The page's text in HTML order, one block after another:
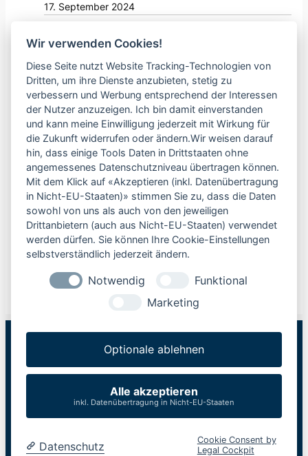
17. September 2024
Kreative Druckmotive auf funktionellem
2. August 2024
Hochwertige, bedruckte Zollstöcke:
Werbung, die „Maßstäbe“ setzt!
30. Juli 2024
Kategorien
Kundenstories
News
Produktneuheiten
Wir sind für Sie da!
+49 2541 2980
Wir verwenden Cookies!
Diese Seite nutzt Website Tracking-Technologien von
Dritten, um ihre Dienste anzubieten, stetig zu
verbessern und Werbung entsprechend der Interessen
der Nutzer anzuzeigen. Ich bin damit einverstanden
und kann meine Einwilligung jederzeit mit Wirkung für
die Zukunft widerrufen oder ändern.Wir weisen darauf
hin, dass einige Tools Daten in Drittstaaten ohne
angemessenes Datenschutzniveau übertragen können.
Mit dem Klick auf «Akzeptieren (inkl. Datenübertragung
in Nicht-EU-Staaten)» stimmen Sie zu, dass die Daten
sowohl von uns als auch von den jeweiligen
Drittanbietern (auch aus Nicht-EU-Staaten) verwendet
werden dürfen. Sie können Ihre Cookie-Einstellungen
selbstverständlich jederzeit ändern.
Notwendig
Funktional
Marketing
Optionale ablehnen
Alle akzeptieren
inkl. Datenübertragung in Nicht-EU-Staaten
Datenschutz
Cookie Consent by
Legal Cockpit